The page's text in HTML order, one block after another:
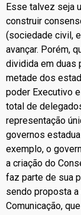
Esse talvez seja
construir
(sociedade civil,
avançar. Porém,
dividida em duas
metade dos
poder Executivo
total de
representação
governos
exemplo, o
a criação do
faz parte de sua
sendo proposta
Comunicação,